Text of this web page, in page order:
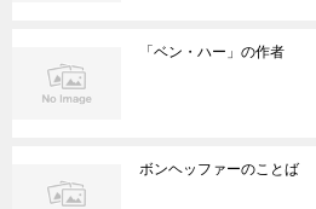
「ベン・ハー」の作者
ボンヘッファーのことば